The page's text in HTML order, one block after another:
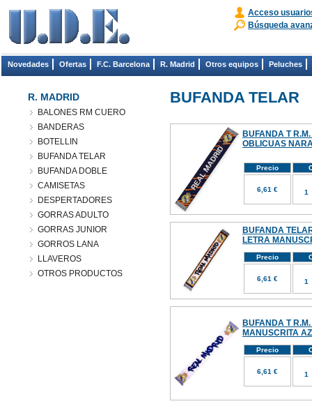
Acceso
Búsqueda
Novedades Ofertas F.C. Barcelona R. Madrid Otros equipos Peluches
R. MADRID
BALONES RM CUERO
BANDERAS
BOTELLIN
BUFANDA TELAR
BUFANDA DOBLE
CAMISETAS
DESPERTADORES
GORRAS ADULTO
GORRAS JUNIOR
GORROS LANA
LLAVEROS
OTROS PRODUCTOS
BUFANDA TELAR
BUFANDA T
OBLICUAS
Precio
6,61 €
BUFANDA
LETRA
Precio
6,61 €
BUFANDA T
MANUSCRITA
Precio
6,61 €